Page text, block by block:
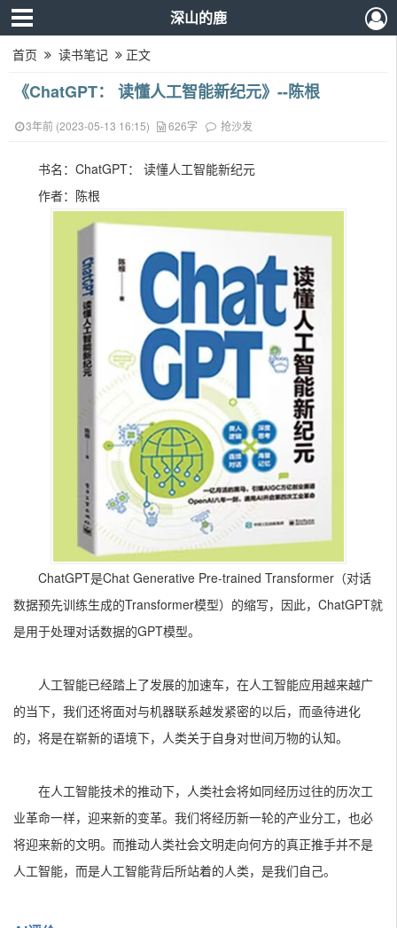
深山的鹿
首页 读书笔记 正文
《ChatGPT： 读懂人工智能新纪元》--陈根
3年前 (2023-05-13 16:15) 626字 抢沙发
书名：ChatGPT： 读懂人工智能新纪元
作者：陈根
ChatGPT是Chat Generative Pre-trained Transformer（对话
数据预先训练生成的Transformer模型）的缩写，因此，ChatGPT就
是用于处理对话数据的GPT模型。
人工智能已经踏上了发展的加速车，在人工智能应用越来越广
的当下，我们还将面对与机器联系越发紧密的以后，而亟待进化
的，将是在崭新的语境下，人类关于自身对世间万物的认知。
在人工智能技术的推动下，人类社会将如同经历过往的历次工
业革命一样，迎来新的变革。我们将经历新一轮的产业分工，也必
将迎来新的文明。而推动人类社会文明走向何方的真正推手并不是
人工智能，而是人工智能背后所站着的人类，是我们自己。